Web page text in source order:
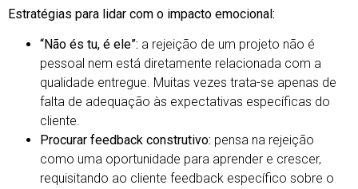
Estratégias para lidar com o impacto emocional:
“Não és tu, é ele”: a rejeição de um projeto não é
pessoal nem está diretamente relacionada com a
qualidade entregue. Muitas vezes trata-se apenas de
falta de adequação às expectativas específicas do
cliente.
Procurar feedback construtivo: pensa na rejeição
como uma oportunidade para aprender e crescer,
requisitando ao cliente feedback específico sobre o